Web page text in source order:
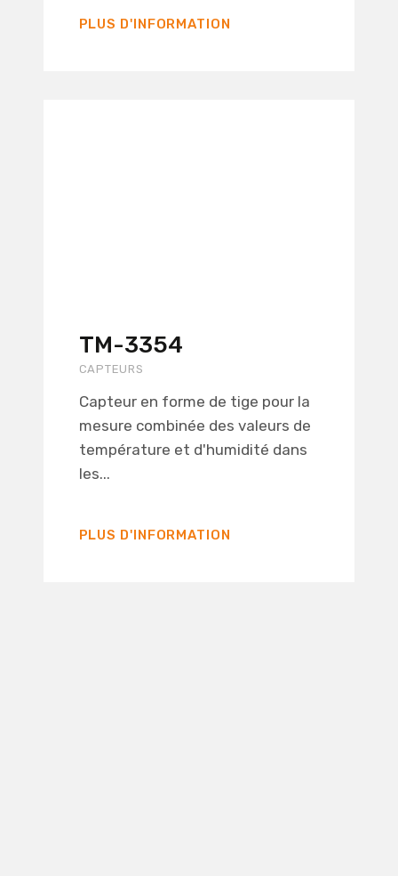
PLUS D'INFORMATION
TM-3354
CAPTEURS
Capteur en forme de tige pour la
mesure combinée des valeurs de
température et d'humidité dans
les...
PLUS D'INFORMATION